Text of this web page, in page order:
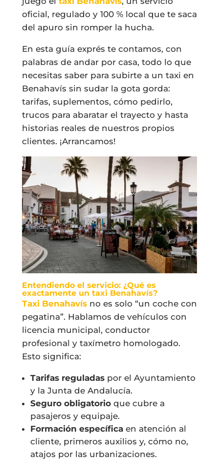
oficial, regulado y 100 % local que te saca
del apuro sin romper la hucha.
En esta guía exprés te contamos, con
palabras de andar por casa, todo lo que
necesitas saber para subirte a un taxi en
Benahavís sin sudar la gota gorda:
tarifas, suplementos, cómo pedirlo,
trucos para abaratar el trayecto y hasta
historias reales de nuestros propios
clientes. ¡Arrancamos!
Entendiendo el servicio: ¿Qué es
exactamente un taxi Benahavís?
Taxi Benahavísno es solo “un coche con
pegatina”. Hablamos de vehículos con
licencia municipal, conductor
profesional y taxímetro homologado.
Esto significa:
Tarifas reguladaspor el Ayuntamiento
y la Junta de Andalucía.
Seguro obligatorioque cubre a
pasajeros y equipaje.
Formación específicaen atención al
cliente, primeros auxilios y, cómo no,
atajos por las urbanizaciones.